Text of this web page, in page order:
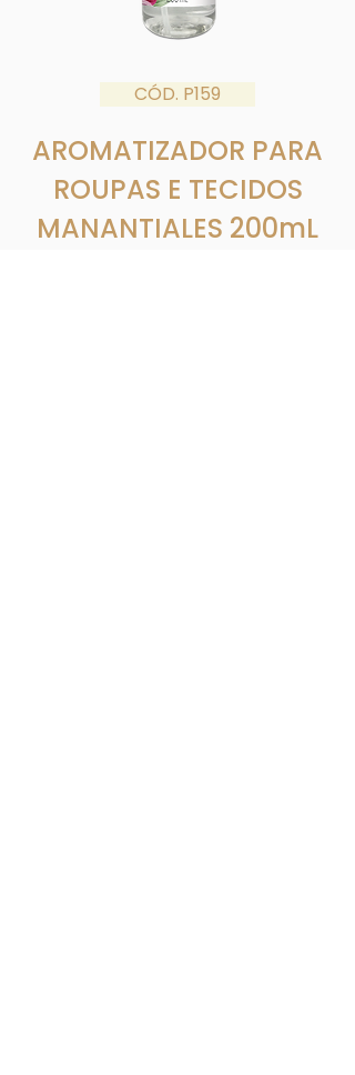
CÓD. P159
AROMATIZADOR PARA
ROUPAS E TECIDOS
MANANTIALES 200mL